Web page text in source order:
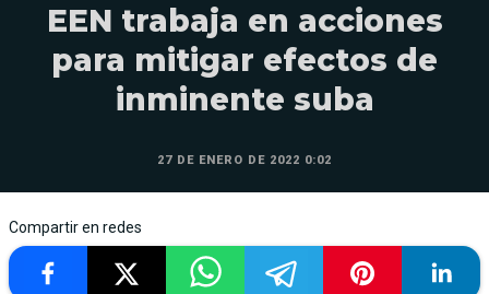
EEN trabaja en acciones
para mitigar efectos de
inminente suba
27 DE ENERO DE 2022 0:02
Compartir en redes